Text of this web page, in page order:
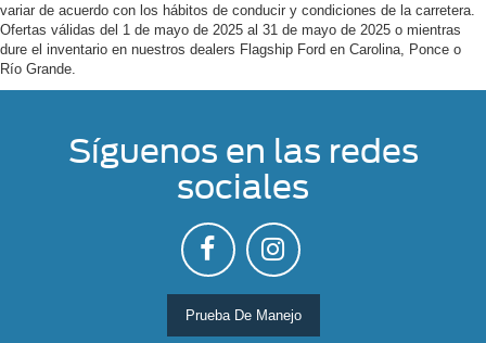
variar de acuerdo con los hábitos de conducir y condiciones de la carretera.
Ofertas válidas del 1 de mayo de 2025 al 31 de mayo de 2025 o mientras
dure el inventario en nuestros dealers Flagship Ford en Carolina, Ponce o
Río Grande.
Síguenos en las redes
sociales
Prueba De Manejo